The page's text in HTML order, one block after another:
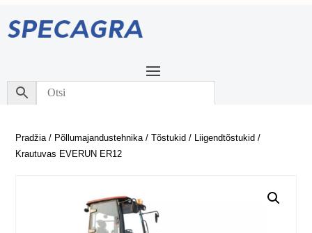
Pradžia/ Põllumajandustehnika/Tõstukid / Liigendtõstukid /
Krautuvas EVERUN ER12